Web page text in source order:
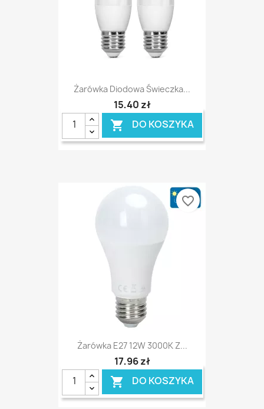
Żarówka Diodowa Świeczka...
15,40 zł
 DO KOSZYKA
Żarówka E27 12W 3000K Z...
17,96 zł
 DO KOSZYKA
favorite_border